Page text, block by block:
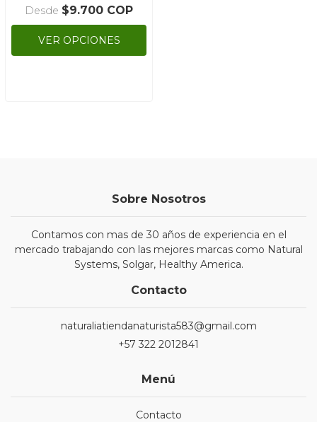
Desde $9.700 COP
VER OPCIONES
Sobre Nosotros
Contamos con mas de 30 años de experiencia en el
mercado trabajando con las mejores marcas como Natural
Systems, Solgar, Healthy America.
Contacto
naturaliatiendanaturista583@gmail.com
+57 322 2012841
Menú
Contacto